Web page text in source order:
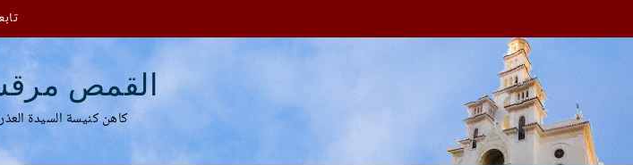
القمص
كاهن كنيسة السيدة